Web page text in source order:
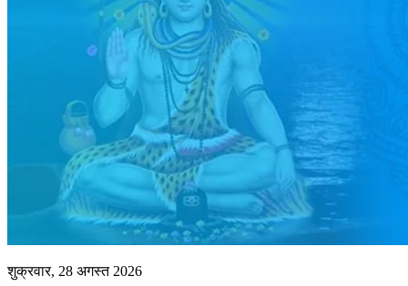
शुक्रवार, 28 अगस्त 2026